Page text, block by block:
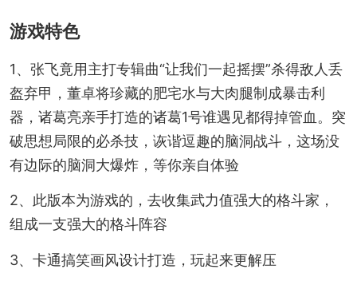
游戏特色
1、张飞竟用主打专辑曲“让我们一起摇摆”杀得敌人丢
盔弃甲，董卓将珍藏的肥宅水与大肉腿制成暴击利
器，诸葛亮亲手打造的诸葛1号谁遇见都得掉管血。突
破思想局限的必杀技，诙谐逗趣的脑洞战斗，这场没
有边际的脑洞大爆炸，等你亲自体验
2、此版本为游戏的，去收集武力值强大的格斗家，
组成一支强大的格斗阵容
3、卡通搞笑画风设计打造，玩起来更解压